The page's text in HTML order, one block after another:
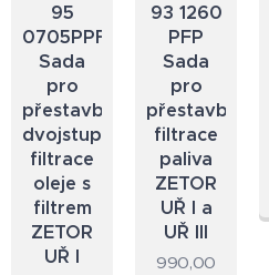
95
0705PPFK
Sada
pro
přestavbu
dvojstupňové
filtrace
oleje s
filtrem
ZETOR
UŘ I
93 1260
PFP
Sada
pro
přestavbu
filtrace
paliva
ZETOR
UŘ I a
UŘ III
990,00